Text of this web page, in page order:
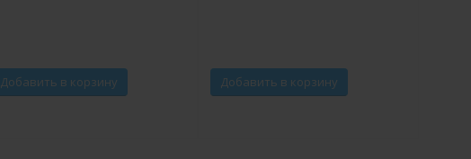
Добавить в корзину Добавить в корзину